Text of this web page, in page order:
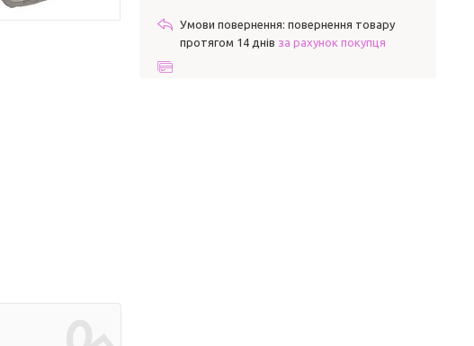
повернення товару
протягом 14 днів за рахунок покупця